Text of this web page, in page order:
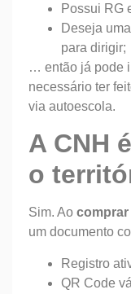
Possui RG
Deseja
para dirigir;
… então já pode
necessário ter
via autoescola.
A CNH
o
Sim. Ao comprar
um documento
Registro
QR Code